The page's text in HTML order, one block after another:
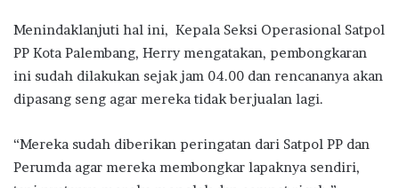
Menindaklanjuti hal ini, Kepala Seksi Operasional Satpol
PP Kota Palembang, Herry mengatakan, pembongkaran
ini sudah dilakukan sejak jam 04.00 dan rencananya akan
dipasang seng agar mereka tidak berjualan lagi.
“Mereka sudah diberikan peringatan dari Satpol PP dan
Perumda agar mereka membongkar lapaknya sendiri,